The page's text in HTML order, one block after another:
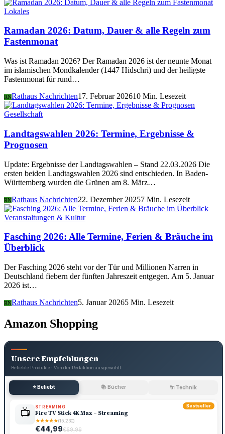
Lokales
Ramadan 2026: Datum, Dauer & alle Regeln zum
Fastenmonat
Was ist Ramadan 2026? Der Ramadan 2026 ist der neunte Monat
im islamischen Mondkalender (1447 Hidschri) und der heiligste
Fastenmonat für rund…
RNRathaus Nachrichten17. Februar 202610 Min. Lesezeit
Gesellschaft
Landtagswahlen 2026: Termine, Ergebnisse &
Prognosen
Update: Ergebnisse der Landtagswahlen – Stand 22.03.2026 Die
ersten beiden Landtagswahlen 2026 sind entschieden. In Baden-
Württemberg wurden die Grünen am 8. März…
RNRathaus Nachrichten22. Dezember 20257 Min. Lesezeit
Veranstaltungen & Kultur
Fasching 2026: Alle Termine, Ferien & Bräuche im
Überblick
Der Fasching 2026 steht vor der Tür und Millionen Narren in
Deutschland fiebern der fünften Jahreszeit entgegen. Am 5. Januar
2026 ist…
RNRathaus Nachrichten5. Januar 20265 Min. Lesezeit
Amazon Shopping
Unsere Empfehlungen
Beliebte Produkte · Von der Redaktion ausgewählt
⭐ Beliebt 📚 Bücher 🔌 Technik
Bestseller
📺 STREAMING
Fire TV Stick 4K Max – Streaming
★★★★★(15.230)
€44,99€69,99